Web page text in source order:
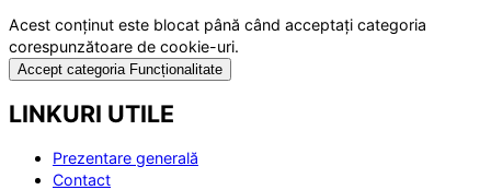
Acest conținut este blocat până când acceptați categoria
corespunzătoare de cookie-uri.
Accept categoria Funcționalitate
LINKURI UTILE
Prezentare generală
Contact